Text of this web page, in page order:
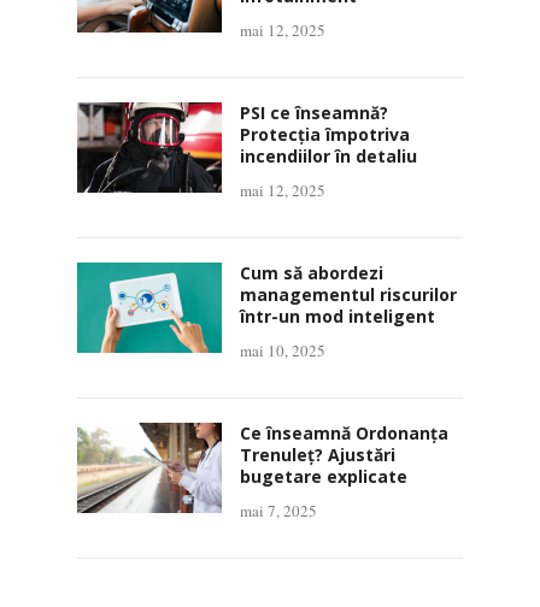
mai 12, 2025
PSI ce înseamnă?
Protecția împotriva
incendiilor în detaliu
mai 12, 2025
Cum să abordezi
managementul riscurilor
într-un mod inteligent
mai 10, 2025
Ce înseamnă Ordonanța
Trenuleț? Ajustări
bugetare explicate
mai 7, 2025